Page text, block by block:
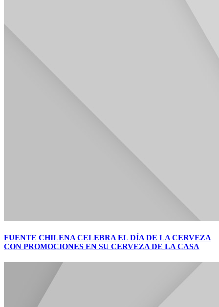
FUENTE CHILENA CELEBRA EL DÍA DE LA CERVEZA
CON PROMOCIONES EN SU CERVEZA DE LA CASA